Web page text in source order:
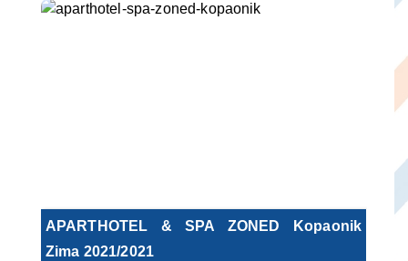
APARTHOTEL & SPA ZONED Kopaonik
Zima 2021/2021